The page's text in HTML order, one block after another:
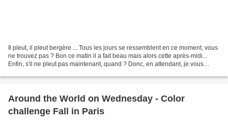
Il pleut, il pleut bergère.... Tous les jours se ressemblent en ce moment, vous
ne trouvez pas ? Bon ce matin il a fait beau mais alors cette après-midi...
Enfin, s'il ne pleut pas maintenant, quand ? Donc, en attendant, je vous
Around the World on Wednesday - Color
challenge Fall in Paris